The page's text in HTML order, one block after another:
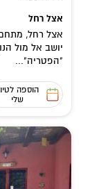
אצל רחל
אצל רחל, מתחם
יושב אל מול
"הפטריה"...
הוספה
שלי